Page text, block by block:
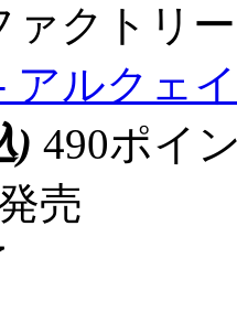
ァクトリー
アルクェ
) 490ポイ
売